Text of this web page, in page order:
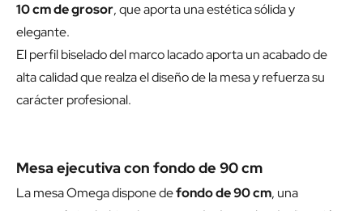
10 cm de grosor, que aporta una estética sólida y
elegante.
El perfil biselado del marco lacado aporta un acabado de
alta calidad que realza el diseño de la mesa y refuerza su
carácter profesional.
Mesa ejecutiva con fondo de 90 cm
La mesa Omega dispone defondo de 90 cm, una